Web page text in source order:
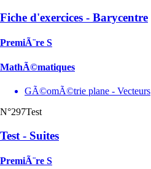
Fiche d'exercices - Barycentre
PremiÃ¨re S
MathÃ©matiques
GÃ©omÃ©trie plane - Vecteurs
N°297Test
Test - Suites
PremiÃ¨re S